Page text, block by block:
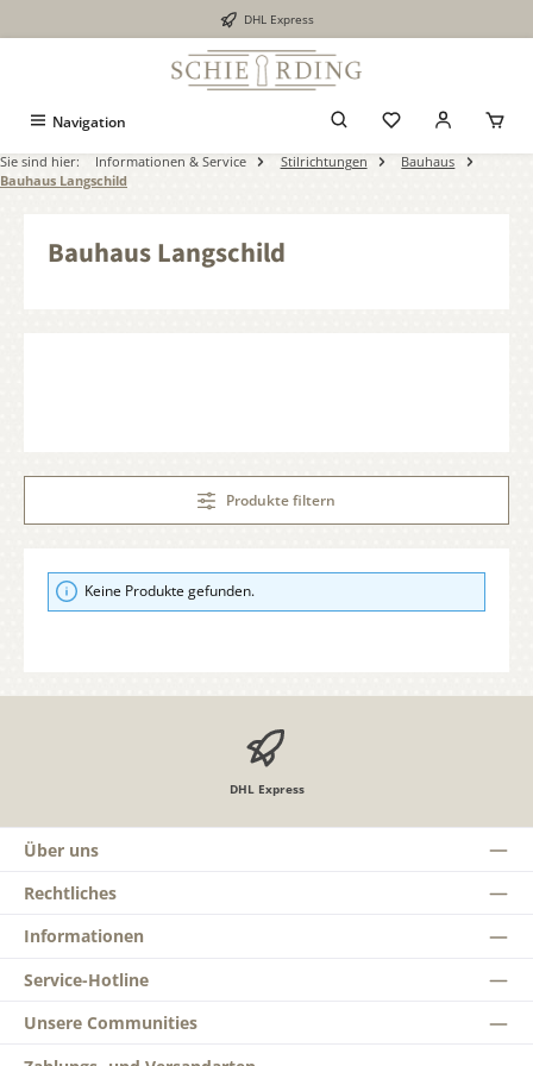
DHL Express
Navigation
Sie sind hier: Informationen & Service Stilrichtungen
Bauhaus
Bauhaus Langschild
Bauhaus Langschild
Produkte filtern
Keine Produkte gefunden.
DHL Express
Über uns
Rechtliches
Informationen
Service-Hotline
Unsere Communities